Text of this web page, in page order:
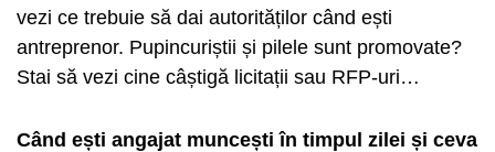
vezi ce trebuie să dai autorităților când ești
antreprenor. Pupincuriștii și pilele sunt promovate?
Stai să vezi cine câștigă licitații sau RFP-uri…
Când ești angajat muncești în timpul zilei și ceva